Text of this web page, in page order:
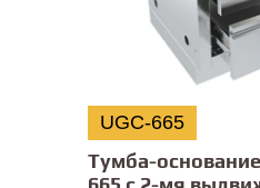
UGC-665
Тумба-